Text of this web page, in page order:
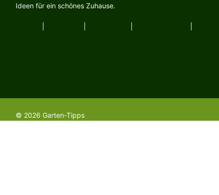
Ideen für ein schönes Zuhause.
© 2026 Garten-Tipps